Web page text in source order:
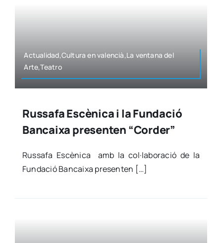
Actualidad,Cultura en valencià,La ven­ta­na del
Arte,Teatro
Russafa Escènica i la Fundació
Bancaixa presenten “Corder”
Rus­sa­fa Escè­ni­ca amb la col·laboració de la
Fun­da­ció Ban­cai­xa pre­sen­ten […]